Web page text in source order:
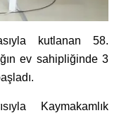
kutlanan 58.
ev sahipliğinde 3
Kaymakamlık